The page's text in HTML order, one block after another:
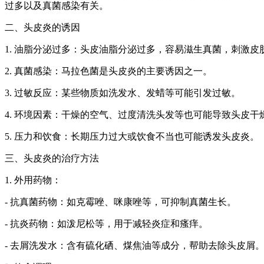
过多以及真菌感染有关。
二、头皮炎的诱因
1. 油脂分泌过多：头皮油脂分泌过多，容易滋生真菌，刺激皮
2. 真菌感染：马拉色菌是头皮炎的主要诱因之一。
3. 过敏反应：某些物质如洗发水、发蜡等可能引发过敏。
4. 环境因素：干燥的空气、过度清洗头发等也可能导致头皮干
5. 压力和饮食：长期压力过大或饮食不当也可能诱发头皮炎。
三、头皮炎的治疗方法
1. 外用药物：
- 抗真菌药物：如克霉唑、咪康唑等，可抑制真菌生长。
- 抗炎药物：如泼尼松等，用于减轻炎症和瘙痒。
- 去屑洗发水：含有硫化硒、煤焦油等成分，帮助去除头皮屑。